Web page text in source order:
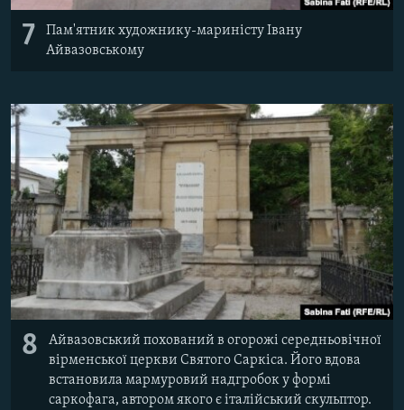
7
Пам'ятник художнику-мариністу Івану
Айвазовському
8
Айвазовський похований в огорожі середньовічної
вірменської церкви Святого Саркіса. Його вдова
встановила мармуровий надгробок у формі
саркофага, автором якого є італійський скульптор.